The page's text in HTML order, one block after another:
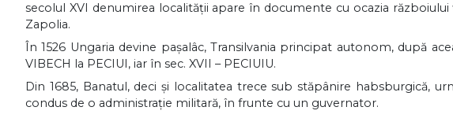
secolul XVI denumirea localităţii apare în documente cu ocazia
Zapolia.
În 1526 Ungaria devine paşalâc, Transilvania principat autonom, după
VIBECH la PECIUI, iar în sec. XVII – PECIUIU.
Din 1685, Banatul, deci şi localitatea trece sub stăpânire habsburgică,
condus de o administraţie militară, în frunte cu un guvernator.